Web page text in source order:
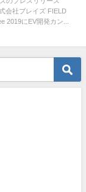
会社ブレイズ FIELD
2019にEV開発カン...